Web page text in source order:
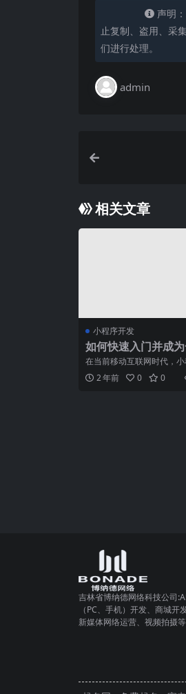
声明
止复制、盗用、采
们进行处理。
admin
相关文章
小程序开发
如何快速入门并成
名小程序开发者？
在当前移动互联网时代，小
已经成为一种非常受欢迎
形态，因其轻量化和便捷性
2 年前 0 0
吉林省博纳德网络科技公司
（PC、手机）开发、商城开
新媒体网络运营、视频拍摄